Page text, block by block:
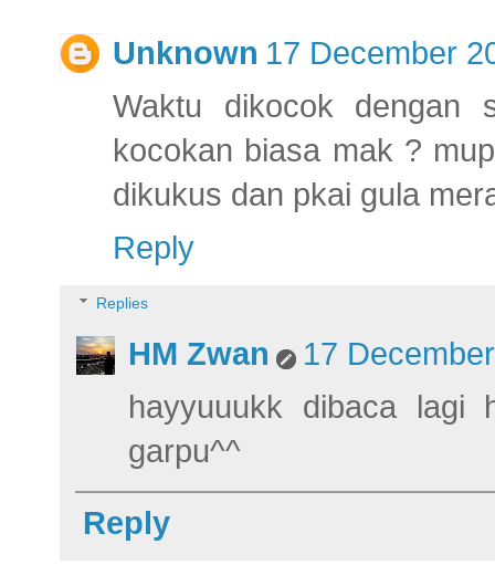
Unknown 17 December
Waktu dikocok dengan
kocokan biasa mak ?
dikukus dan pkai gula
Reply
Replies
HM Zwan
17
hayyuuukk dibaca lagi
garpu^^
Reply